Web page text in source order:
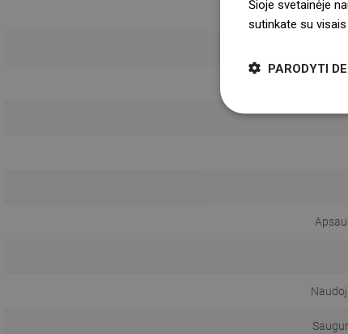
Šioje svetainėje
sutinkate su
PARODYTI